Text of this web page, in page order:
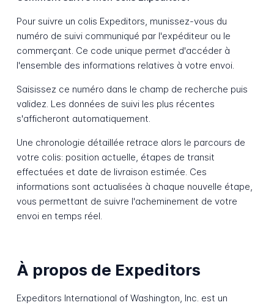
Pour suivre un colis Expeditors, munissez-vous du
numéro de suivi communiqué par l'expéditeur ou le
commerçant. Ce code unique permet d'accéder à
l'ensemble des informations relatives à votre envoi.
Saisissez ce numéro dans le champ de recherche puis
validez. Les données de suivi les plus récentes
s'afficheront automatiquement.
Une chronologie détaillée retrace alors le parcours de
votre colis: position actuelle, étapes de transit
effectuées et date de livraison estimée. Ces
informations sont actualisées à chaque nouvelle étape,
vous permettant de suivre l'acheminement de votre
envoi en temps réel.
À propos de Expeditors
Expeditors International of Washington, Inc. est un